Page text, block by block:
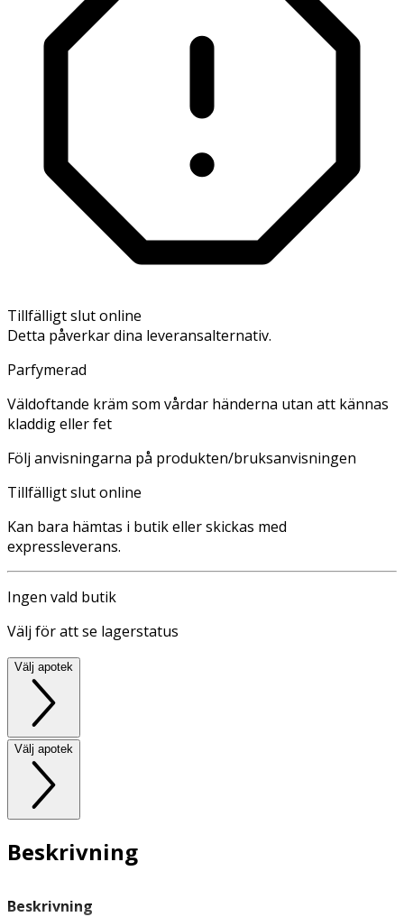
Tillfälligt slut online
Detta påverkar dina leveransalternativ.
Parfymerad
Väldoftande kräm som vårdar händerna utan att kännas
kladdig eller fet
Följ anvisningarna på produkten/bruksanvisningen
Tillfälligt slut online
Kan bara hämtas i butik eller skickas med
expressleverans.
Ingen vald butik
Välj för att se lagerstatus
Välj apotek
Välj apotek
Beskrivning
Beskrivning